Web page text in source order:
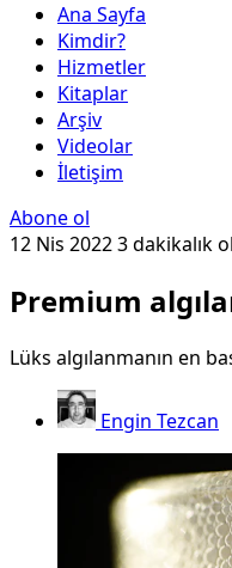
Ana Sayfa
Kimdir?
Hizmetler
Kitaplar
Arşiv
Videolar
İletişim
Abone ol
12 Nis 20223 dakikalık
Premium
Lüks algılanmanın en
Engin Tezcan